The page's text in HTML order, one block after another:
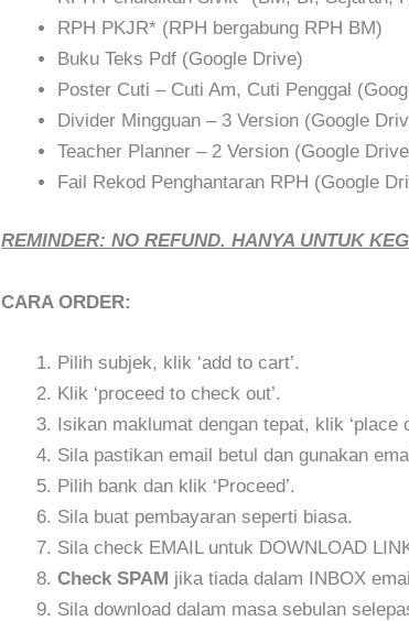
RPH PKJR* (RPH bergabung RPH BM)
Buku Teks Pdf (Google Drive)
Poster Cuti – Cuti Am, Cuti Penggal
Divider Mingguan – 3 Version (Google
Teacher Planner – 2 Version (Google
Fail Rekod Penghantaran RPH (Google
REMINDER: NO REFUND. HANYA UNTUK
CARA ORDER:
Pilih subjek, klik ‘add to cart’.
Klik ‘proceed to check out’.
Isikan maklumat dengan tepat, klik ‘place
Sila pastikan email betul dan gunakan
Pilih bank dan klik ‘Proceed’.
Sila buat pembayaran seperti biasa.
Sila check EMAIL untuk DOWNLOAD
Check SPAM jika tiada dalam INBOX
Sila download dalam masa sebulan